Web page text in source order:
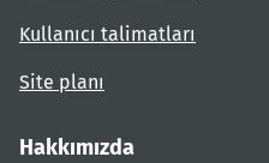
Kullanıcı talimatları
Site planı
Hakkımızda